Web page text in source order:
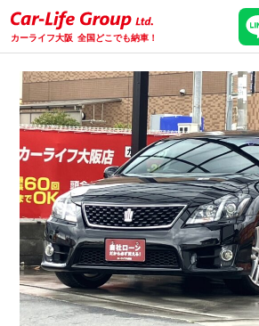
カーライフ大阪 全国どこでも納車！